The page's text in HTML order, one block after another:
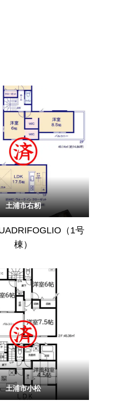
土浦市右籾
（1号
棟）
土浦市小松